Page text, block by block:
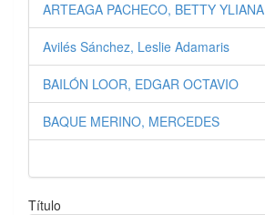
ARTEAGA PACHECO, BETTY YLIANA
Avilés Sánchez, Leslie Adamaris
BAILÓN LOOR, EDGAR OCTAVIO
BAQUE MERINO, MERCEDES
Título